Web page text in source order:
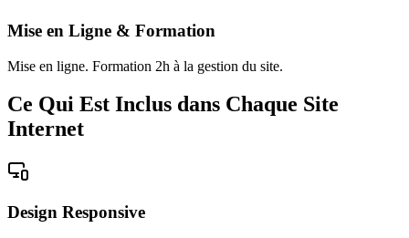
Mise en Ligne & Formation
Mise en ligne. Formation 2h à la gestion du site.
Ce Qui Est Inclus dans Chaque Site
Internet
Design Responsive